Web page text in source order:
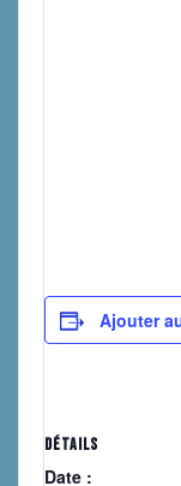
Ajouter
DÉTAILS
Date :